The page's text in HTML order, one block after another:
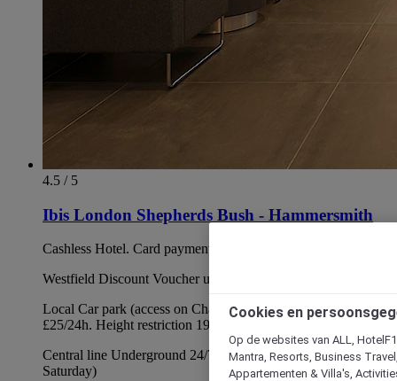
4.5 / 5
Ibis London Shepherds Bush - Hammersmith
Cashless Hotel. Card payments only
Westfield Discount Voucher up to 25%
Local Car park (access on Charecroft way satnav:W14 0DQ)
£25/24h. Height restriction 198cm
Central line Underground 24/7 on weekends (Friday &
Saturday)
Cookies en
Op de websites van ALL,
Mantra, Resorts, Business
Appartementen & Villa's,